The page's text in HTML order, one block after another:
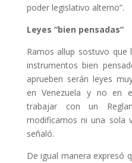
poder legislativo alterno”.
Leyes “bien pensadas”
Ramos allup sostuvo que
instrumentos bien
aprueben serán leyes
en Venezuela y no en
trabajar con un
modificamos ni una sola
señaló.
De igual manera expresó